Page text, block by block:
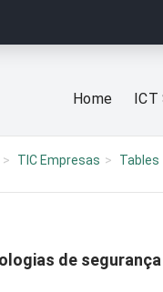
Home
TIC Empresas Tables
de